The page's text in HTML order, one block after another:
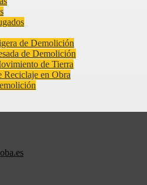
de Demolición
de Demolición
de Tierra
Reciclaje en Obra